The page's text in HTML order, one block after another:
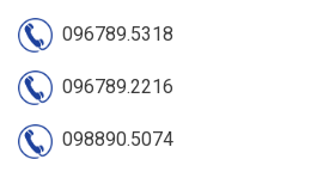
096789.5318
096789.2216
098890.5074